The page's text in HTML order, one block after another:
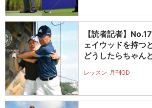
【読者記者】
ェイウッドを持つ
どうしたらちゃん
レッスン 月刊GD